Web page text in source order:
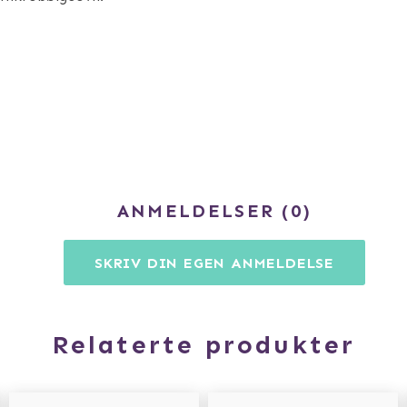
ANMELDELSER 0
SKRIV DIN EGEN ANMELDELSE
Relaterte produkter